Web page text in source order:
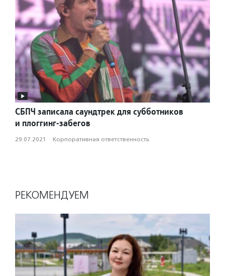
СБПЧ записала саундтрек для субботников
и плоггинг-забегов
29.07.2021 · Корпоративная ответственность
РЕКОМЕНДУЕМ